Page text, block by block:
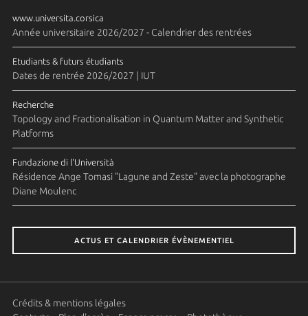
www.universita.corsica
Année universitaire 2026/2027 - Calendrier des rentrées
Etudiants & futurs étudiants
Dates de rentrée 2026/2027 | IUT
Recherche
Topology and Fractionalisation in Quantum Matter and Synthetic
Platforms
Fundazione di l'Università
Résidence Ange Tomasi "Lagune and Zeste" avec la photographe
Diane Moulenc
ACTUS ET CALENDRIER ÉVÈNEMENTIEL
Crédits & mentions légales